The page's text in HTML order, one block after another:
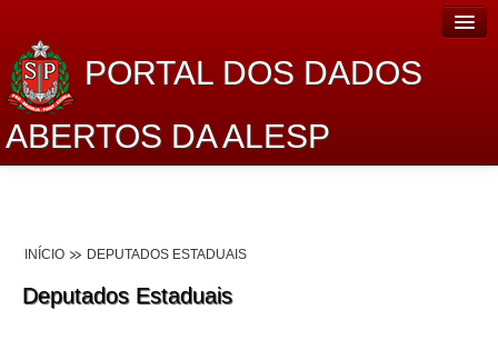
PORTAL DOS DADOS
ABERTOS DA ALESP
Lei de Acesso à Informação
INÍCIO DEPUTADOS ESTADUAIS
Deputados Estaduais